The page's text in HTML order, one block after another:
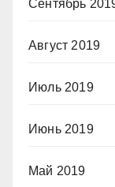
Сентябрь
Август 2019
Июль 2019
Июнь 2019
Май 2019